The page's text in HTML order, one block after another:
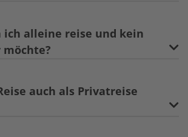
ich alleine reise und kein
auch als Privatreise